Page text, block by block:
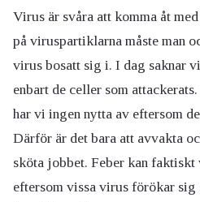
Virus är svåra att komma åt
på viruspartiklarna måste man
virus bosatt sig i. I dag saknar
enbart de celler som
har vi ingen nytta av eftersom
Därför är det bara att avvakta
sköta jobbet. Feber kan
eftersom vissa virus förökar sig